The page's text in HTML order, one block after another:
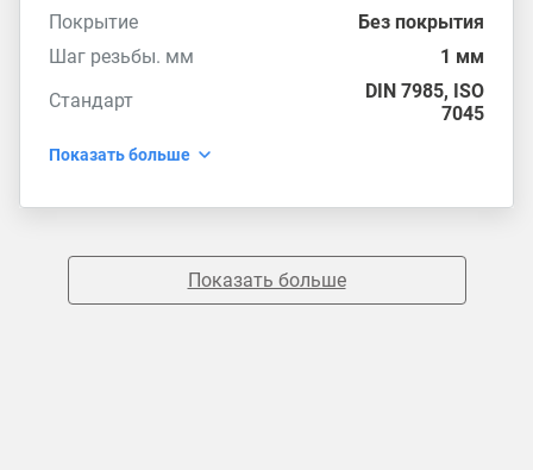
Покрытие
Без покрытия
Шаг резьбы. мм
1 мм
Стандарт
DIN 7985, ISO
7045
Показать больше
Показать больше